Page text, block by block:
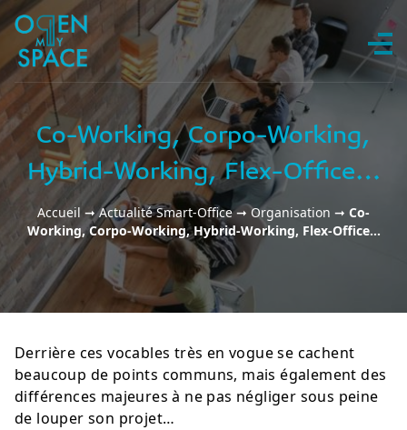
Aller au contenu
Co-Working, Corpo-Working,
Hybrid-Working, Flex-Office…
Accueil ➞Actualité Smart-Office➞Organisation ➞ Co-
Working, Corpo-Working, Hybrid-Working, Flex-Office…
Derrière ces vocables très en vogue se cachent
beaucoup de points communs, mais également des
différences majeures à ne pas négliger sous peine
de louper son projet…